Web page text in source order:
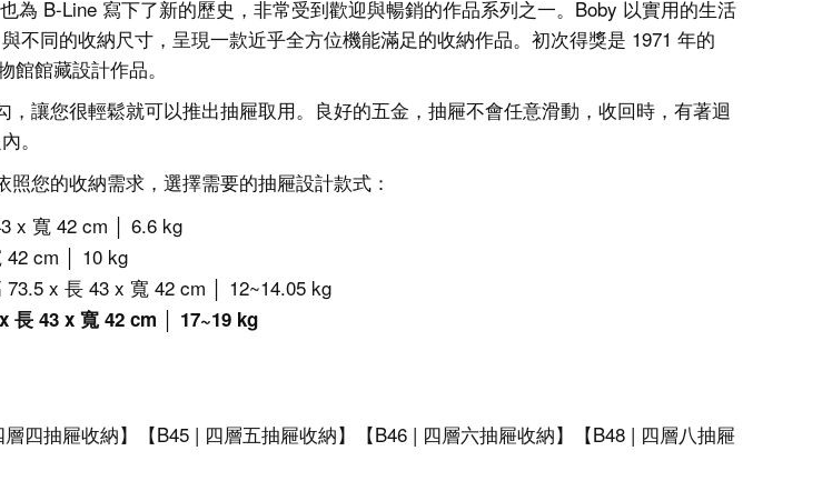
為 B-Line 寫下了新的歷史，非常受到歡迎與暢銷的作品系列之一。Boby 以實用的生活
不同的收納尺寸，呈現一款近乎全方位機能滿足的收納作品。初次得獎是 1971 年的
館藏設計作品。
讓您很輕鬆就可以推出抽屜取用。良好的五金，抽屜不會任意滑動，收回時，有著迴
。
您的收納需求，選擇需要的抽屜設計款式：
x 寬 42 cm │ 6.6 kg
42 cm │ 10 kg
x 長 43 x 寬 42 cm │ 12~14.05 kg
長 43 x 寬 42 cm │ 17~19 kg
層四抽屜收納】【B45 | 四層五抽屜收納】【B46 | 四層六抽屜收納】【B48 | 四層八抽屜